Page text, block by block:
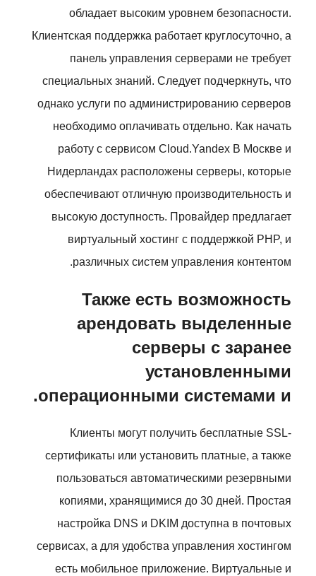
обладает высоким уровнем безопасности.
Клиентская поддержка работает круглосуточно, а
панель управления серверами не требует
специальных знаний. Следует подчеркнуть, что
однако услуги по администрированию серверов
необходимо оплачивать отдельно. Как начать
работу с сервисом Cloud.Yandex В Москве и
Нидерландах расположены серверы, которые
обеспечивают отличную производительность и
высокую доступность. Провайдер предлагает
виртуальный хостинг с поддержкой PHP, и
различных систем управления контентом.
Также есть возможность
арендовать выделенные
серверы с заранее
установленными
операционными системами и.
Клиенты могут получить бесплатные SSL-
сертификаты или установить платные, а также
пользоваться автоматическими резервными
копиями, хранящимися до 30 дней. Простая
настройка DNS и DKIM доступна в почтовых
сервисах, а для удобства управления хостингом
есть мобильное приложение. Виртуальные и